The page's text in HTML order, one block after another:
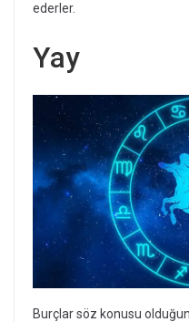
ederler.
Yay
Burçlar söz konusu